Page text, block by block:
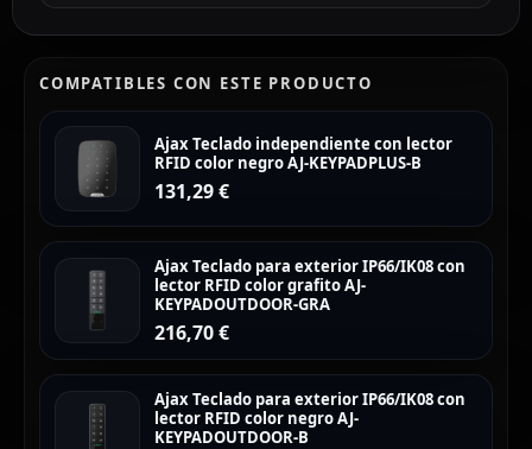
COMPATIBLES CON ESTE PRODUCTO
Ajax Teclado independiente con lector
RFID color negro AJ-KEYPADPLUS-B
131,29€
Ajax Teclado para exterior IP66/IK08 con
lector RFID color grafito AJ-
KEYPADOUTDOOR-GRA
216,70€
Ajax Teclado para exterior IP66/IK08 con
lector RFID color negro AJ-
KEYPADOUTDOOR-B